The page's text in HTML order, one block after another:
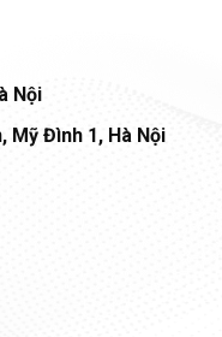
Nội
Mỹ Đình 1, Hà Nội